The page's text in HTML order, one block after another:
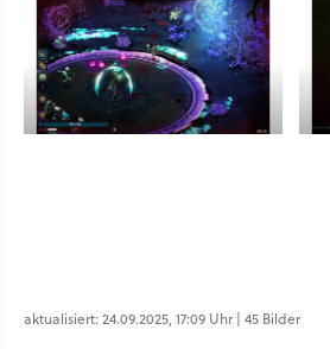
aktualisiert: 24.09.2025, 17:09 Uhr | 45 Bilder